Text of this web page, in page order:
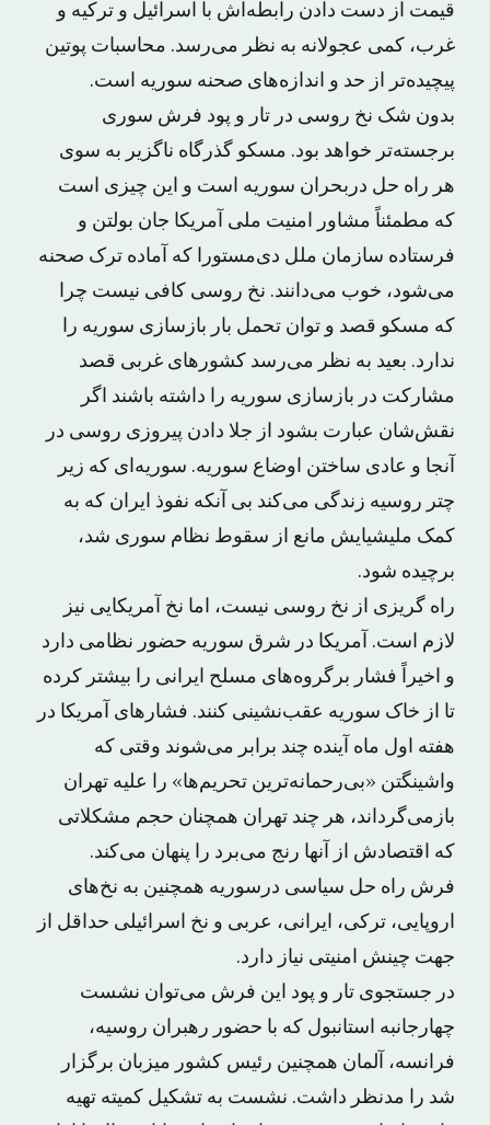
قیمت از دست دادن رابطه‌اش با اسرائیل و ترکیه و
غرب، کمی عجولانه به نظر می‌رسد. محاسبات پوتین
پیچیده‌تر از حد و اندازه‌های صحنه سوریه است.
بدون شک نخ روسی در تار و پود فرش سوری
برجسته‌تر خواهد بود. مسکو گذرگاه ناگزیر به سوی
هر راه حل دربحران سوریه است و این چیزی است
که مطمئناً مشاور امنیت ملی آمریکا جان بولتن و
فرستاده سازمان ملل دی‌مستورا که آماده ترک صحنه
می‌شود، خوب می‌دانند. نخ روسی کافی نیست چرا
که مسکو قصد و توان تحمل بار بازسازی سوریه را
ندارد. بعید به نظر می‌رسد کشورهای غربی قصد
مشارکت در بازسازی سوریه را داشته باشند اگر
نقش‌شان عبارت بشود از جلا دادن پیروزی روسی در
آنجا و عادی ساختن اوضاع سوریه. سوریه‌ای که زیر
چتر روسیه زندگی می‌کند بی آنکه نفوذ ایران که به
کمک ملیشیایش مانع از سقوط نظام سوری شد،
برچیده شود.
راه گریزی از نخ روسی نیست، اما نخ آمریکایی نیز
لازم است. آمریکا در شرق سوریه حضور نظامی دارد
و اخیراً فشار برگروه‌های مسلح ایرانی را بیشتر کرده
تا از خاک سوریه عقب‌نشینی کنند. فشارهای آمریکا در
هفته اول ماه آینده چند برابر می‌شوند وقتی که
واشینگتن «بی‌رحمانه‌ترین تحریم‌ها» را علیه تهران
بازمی‌گرداند، هر چند تهران همچنان حجم مشکلاتی
که اقتصادش از آنها رنج می‌برد را پنهان می‌کند.
فرش راه حل سیاسی درسوریه همچنین به نخ‌های
اروپایی، ترکی، ایرانی، عربی و نخ اسرائیلی حداقل از
جهت چینش امنیتی نیاز دارد.
در جستجوی تار و پود این فرش می‌توان نشست
چهارجانبه استانبول که با حضور رهبران روسیه،
فرانسه، آلمان همچنین رئیس کشور میزبان برگزار
شد را مدنظر داشت. نشست به تشکیل کمیته تهیه